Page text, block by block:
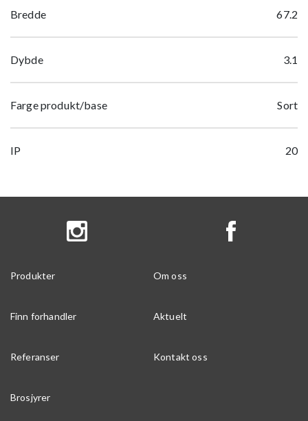
Bredde 67.2
Dybde 3.1
Farge produkt/base Sort
IP 20
Produkter Om oss
Finn forhandler Aktuelt
Referanser Kontakt oss
Brosjyrer